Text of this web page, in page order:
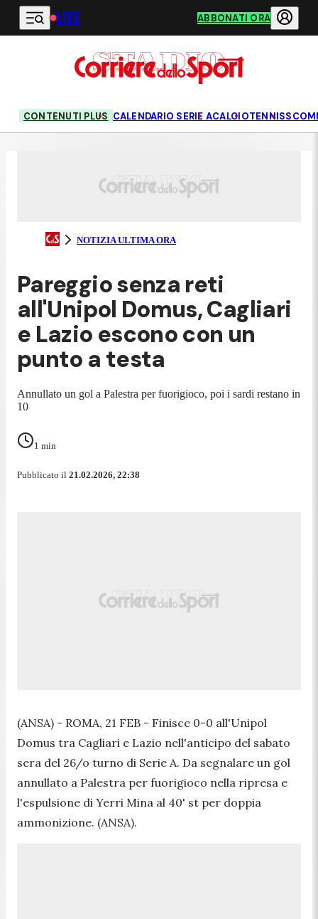
Vai al contenuto principale
LIVE ABBONATI ORA
CONTENUTI PLUS CALENDARIO SERIE ACALCIOTENNIS
NOTIZIA ULTIMA ORA
Pareggio senza reti
all'Unipol Domus, Cagliari
e Lazio escono con un
punto a testa
Annullato un gol a Palestra per fuorigioco, poi i sardi restano in
10
1 min
Pubblicato il 21.02.2026, 22:38
(ANSA) - ROMA, 21 FEB - Finisce 0-0 all'Unipol
Domus tra Cagliari e Lazio nell'anticipo del sabato
sera del 26/o turno di Serie A. Da segnalare un gol
annullato a Palestra per fuorigioco nella ripresa e
l'espulsione di Yerri Mina al 40' st per doppia
ammonizione. (ANSA).